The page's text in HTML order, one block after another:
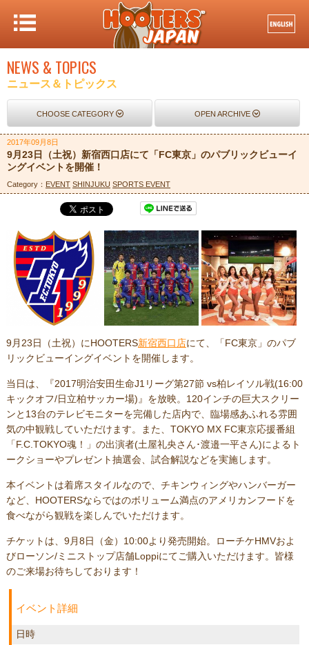
NEWS & TOPICS
ニュース＆トピックス
CHOOSE CATEGORY OPEN ARCHIVE
2017年09月8日
9月23日（土祝）新宿西口店にて「FC東京」のパブリックビューイ
ングイベントを開催！
Category： EVENT SHINJUKU SPORTS EVENT
9月23日（土祝）にHOOTERS新宿西口店にて、「FC東京」のパブ
リックビューイングイベントを開催します。
当日は、『2017明治安田生命J1リーグ第27節 vs柏レイソル戦(16:00
キックオフ/日立柏サッカー場)』を放映。120インチの巨大スクリー
ンと13台のテレビモニターを完備した店内で、臨場感あふれる雰囲
気の中観戦していただけます。また、TOKYO MX FC東京応援番組
「F.C.TOKYO魂！」の出演者(土屋礼央さん･渡邉一平さん)によるト
ークショーやプレゼント抽選会、試合解説などを実施します。
本イベントは着席スタイルなので、チキンウィングやハンバーガー
など、HOOTERSならではのボリューム満点のアメリカンフードを
食べながら観戦を楽しんでいただけます。
チケットは、9月8日（金）10:00より発売開始。ローチケHMVおよ
びローソン/ミニストップ店舗Loppiにてご購入いただけます。皆様
のご来場お待ちしております！
イベント詳細
日時